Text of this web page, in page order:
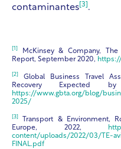
contaminantes [3] .
[1]
McKinsey & Company,
Report, September 2020,
[2]
Global Business Travel
Recovery Expected
https://www.gbta.org/blog/
2025/
[3]
Transport & Environment,
Europe, 2022,
content/uploads/2022/03/TE-
FINAL.pdf